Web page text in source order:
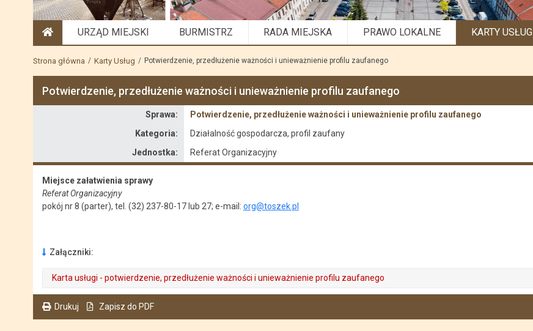
URZĄD MIEJSKI BURMISTRZ RADA MIEJSKA PRAWO LOKALNE KARTY USŁUG
Strona główna Karty Usług Potwierdzenie, przedłużenie ważności i unieważnienie profilu zaufanego
Potwierdzenie, przedłużenie ważności i unieważnienie profilu zaufanego
Sprawa:
Potwierdzenie, przedłużenie ważności i unieważnienie profilu zaufanego
Kategoria:
Działalność gospodarcza, profil zaufany
Jednostka:
Referat Organizacyjny
Miejsce załatwienia sprawy
Referat Organizacyjny
pokój nr 8 (parter), tel. (32) 237-80-17 lub 27; e-mail: org@toszek.pl
Załączniki:
Karta usługi - potwierdzenie, przedłużenie ważności i unieważnienie profilu zaufanego
Drukuj Zapisz do PDF